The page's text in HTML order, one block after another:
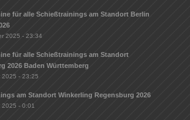
für alle Schießtrainings am Standort Berlin
2025 - 23:34
für alle Schießtrainings am Standort
2026 Baden Württemberg
2025 - 23:25
am Standort Winkerling Regensburg 2026
2025 - 0:01